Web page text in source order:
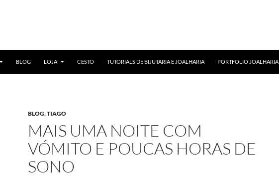
BLOG LOJA CESTO TUTORIALS DE BIJUTARIA E JOALHARIA PORTFOLIO JOALHARIA
BLOG,TIAGO
MAIS UMA NOITE COM
VÓMITO E POUCAS HORAS DE
SONO